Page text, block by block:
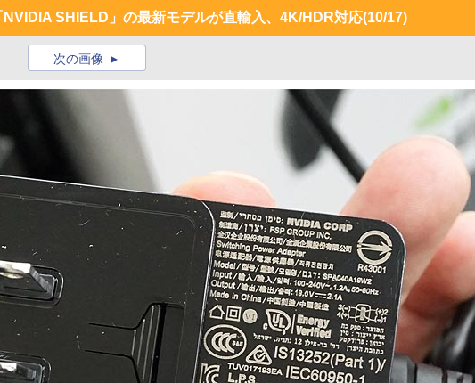
NVIDIA SHIELD」の最新モデルが直輸入、4K/HDR対応(10/17)
次の画像